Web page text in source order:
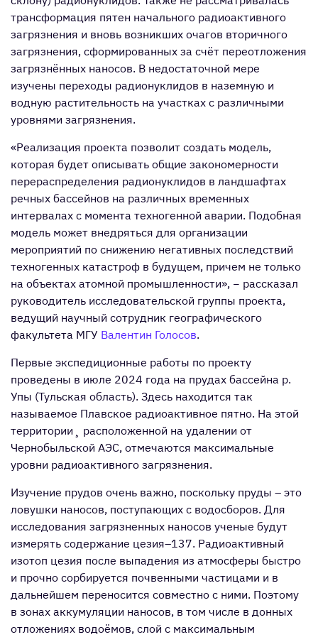
трансформация пятен начального радиоактивного
загрязнения и вновь возникших очагов вторичного
загрязнения, сформированных за счёт переотложения
загрязнённых наносов. В недостаточной мере
изучены переходы радионуклидов в наземную и
водную растительность на участках с различными
уровнями загрязнения.
«Реализация проекта позволит создать модель,
которая будет описывать общие закономерности
перераспределения радионуклидов в ландшафтах
речных бассейнов на различных временных
интервалах с момента техногенной аварии. Подобная
модель может внедряться для организации
мероприятий по снижению негативных последствий
техногенных катастроф в будущем, причем не только
на объектах атомной промышленности», − рассказал
руководитель исследовательской группы проекта,
ведущий научный сотрудник географического
факультета МГУ Валентин Голосов.
Первые экспедиционные работы по проекту
проведены в июле 2024 года на прудах бассейна р.
Упы (Тульская область). Здесь находится так
называемое Плавское радиоактивное пятно. На этой
территории¸ расположенной на удалении от
Чернобыльской АЭС, отмечаются максимальные
уровни радиоактивного загрязнения.
Изучение прудов очень важно, поскольку пруды – это
ловушки наносов, поступающих с водосборов. Для
исследования загрязненных наносов ученые будут
измерять содержание цезия–137. Радиоактивный
изотоп цезия после выпадения из атмосферы быстро
и прочно сорбируется почвенными частицами и в
дальнейшем переносится совместно с ними. Поэтому
в зонах аккумуляции наносов, в том числе в донных
отложениях водоёмов, слой с максимальным